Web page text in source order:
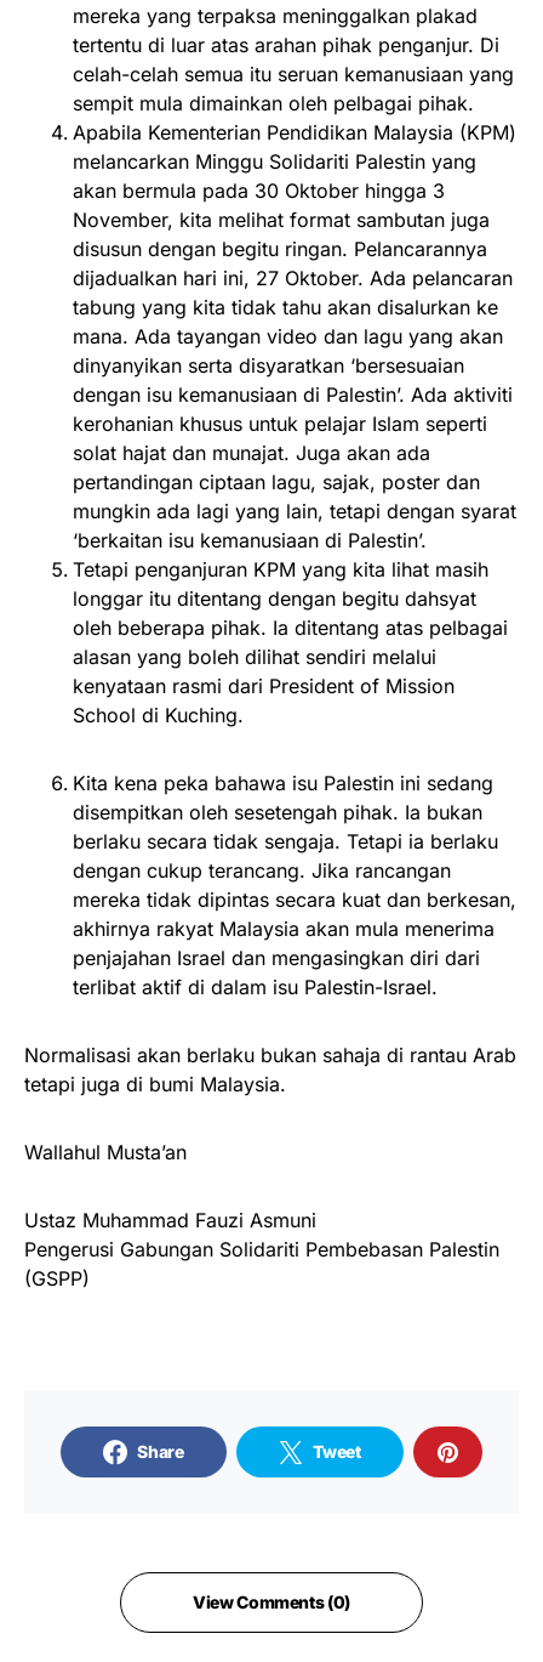
mereka yang terpaksa meninggalkan plakad
tertentu di luar atas arahan pihak penganjur. Di
celah-celah semua itu seruan kemanusiaan yang
sempit mula dimainkan oleh pelbagai pihak.
Apabila Kementerian Pendidikan Malaysia (KPM)
melancarkan Minggu Solidariti Palestin yang
akan bermula pada 30 Oktober hingga 3
November, kita melihat format sambutan juga
disusun dengan begitu ringan. Pelancarannya
dijadualkan hari ini, 27 Oktober. Ada pelancaran
tabung yang kita tidak tahu akan disalurkan ke
mana. Ada tayangan video dan lagu yang akan
dinyanyikan serta disyaratkan ‘bersesuaian
dengan isu kemanusiaan di Palestin’. Ada aktiviti
kerohanian khusus untuk pelajar Islam seperti
solat hajat dan munajat. Juga akan ada
pertandingan ciptaan lagu, sajak, poster dan
mungkin ada lagi yang lain, tetapi dengan syarat
‘berkaitan isu kemanusiaan di Palestin’.
Tetapi penganjuran KPM yang kita lihat masih
longgar itu ditentang dengan begitu dahsyat
oleh beberapa pihak. Ia ditentang atas pelbagai
alasan yang boleh dilihat sendiri melalui
kenyataan rasmi dari President of Mission
School di Kuching.
Kita kena peka bahawa isu Palestin ini sedang
disempitkan oleh sesetengah pihak. Ia bukan
berlaku secara tidak sengaja. Tetapi ia berlaku
dengan cukup terancang. Jika rancangan
mereka tidak dipintas secara kuat dan berkesan,
akhirnya rakyat Malaysia akan mula menerima
penjajahan Israel dan mengasingkan diri dari
terlibat aktif di dalam isu Palestin-Israel.
Normalisasi akan berlaku bukan sahaja di rantau Arab
tetapi juga di bumi Malaysia.
Wallahul Musta’an
Ustaz Muhammad Fauzi Asmuni
Pengerusi Gabungan Solidariti Pembebasan Palestin
(GSPP)
Share Tweet
View Comments (0)